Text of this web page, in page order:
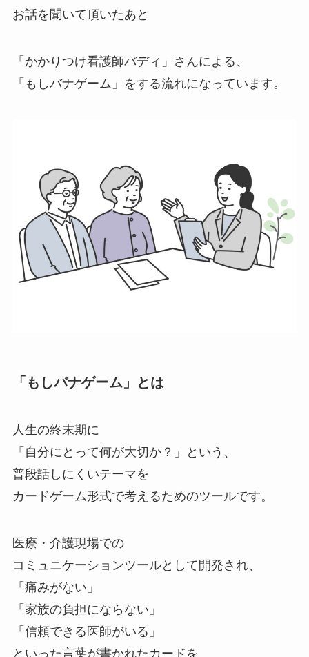
お話を聞いて頂いたあと
「かかりつけ看護師バディ」さんによる、
「もしバナゲーム」をする流れになっています。
「もしバナゲーム」とは
人生の終末期に
「自分にとって何が大切か？」という、
普段話しにくいテーマを
カードゲーム形式で考えるためのツールです。
医療・介護現場での
コミュニケーションツールとして開発され、
「痛みがない」
「家族の負担にならない」
「信頼できる医師がいる」
といった言葉が書かれたカードを